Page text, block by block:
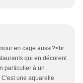
en cage aussi?<br
qui en décorent
particulier à un
une aquarelle